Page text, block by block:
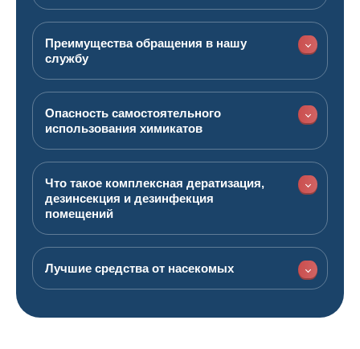
Преимущества обращения в нашу
службу
Опасность самостоятельного
использования химикатов
Что такое комплексная дератизация,
дезинсекция и дезинфекция
помещений
Лучшие средства от насекомых